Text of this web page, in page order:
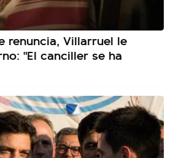
renuncia, Villarruel le
"El canciller se ha